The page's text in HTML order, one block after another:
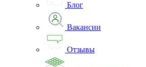
Блог
Вакансии
Отзывы